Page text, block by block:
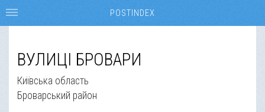
ВУЛИЦІ БРОВАРИ
Київська область
Броварський район
POSTINDEX